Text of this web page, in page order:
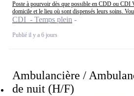
Poste à pourvoir dès que possible en CDD ou CDI
domicile et le lieu où sont dispensés leurs soins.
CDI - Temps plein
Publié il y a 6 jours
Ambulancière /
de nuit (H/F)